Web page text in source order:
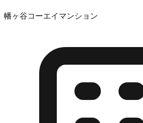
幡ヶ谷コーエイマンション